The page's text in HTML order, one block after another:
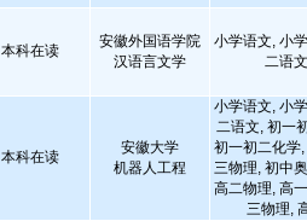
本科在读
安徽外国语学院
汉语言文学
小学语文, 小
二语
本科在读
安徽大学
机器人工程
小学语文, 小
二语文, 初一
初一初二化学
三物理, 初中
高二物理, 高
三物理,